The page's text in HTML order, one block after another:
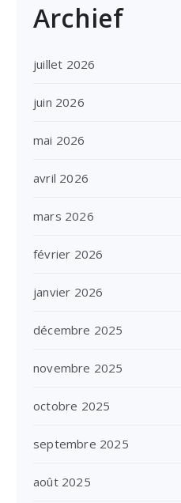
Archief
juillet 2026
juin 2026
mai 2026
avril 2026
mars 2026
février 2026
janvier 2026
décembre 2025
novembre 2025
octobre 2025
septembre 2025
août 2025